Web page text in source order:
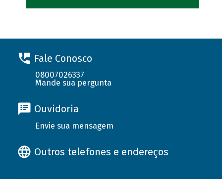
Fale Conosco
08007026337
Mande sua pergunta
Ouvidoria
Envie sua mensagem
Outros telefones e endereços